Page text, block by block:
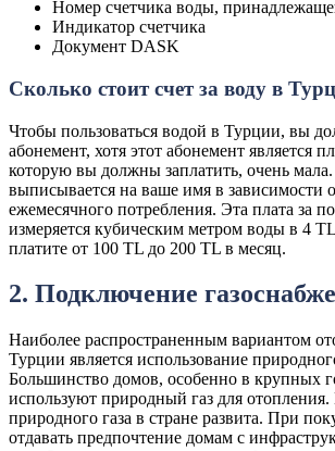
Номер счетчика воды,
Индикатор счетчика
Документ DASK
Сколько стоит счет за воду в
Чтобы пользоваться водой в Турции, вы
абонемент, хотя этот абонемент является
которую вы должны заплатить, очень
выписывается на ваше имя в зависимости
ежемесячного потребления. Эта плата за
измеряется кубическим метром воды в 4
платите от 100 TL до 200 TL в месяц.
2. Подключение
Наиболее распространенным вариантом
Турции является использование
Большинство домов, особенно в крупных
используют природный газ для
природного газа в стране развита. При
отдавать предпочтение домам с